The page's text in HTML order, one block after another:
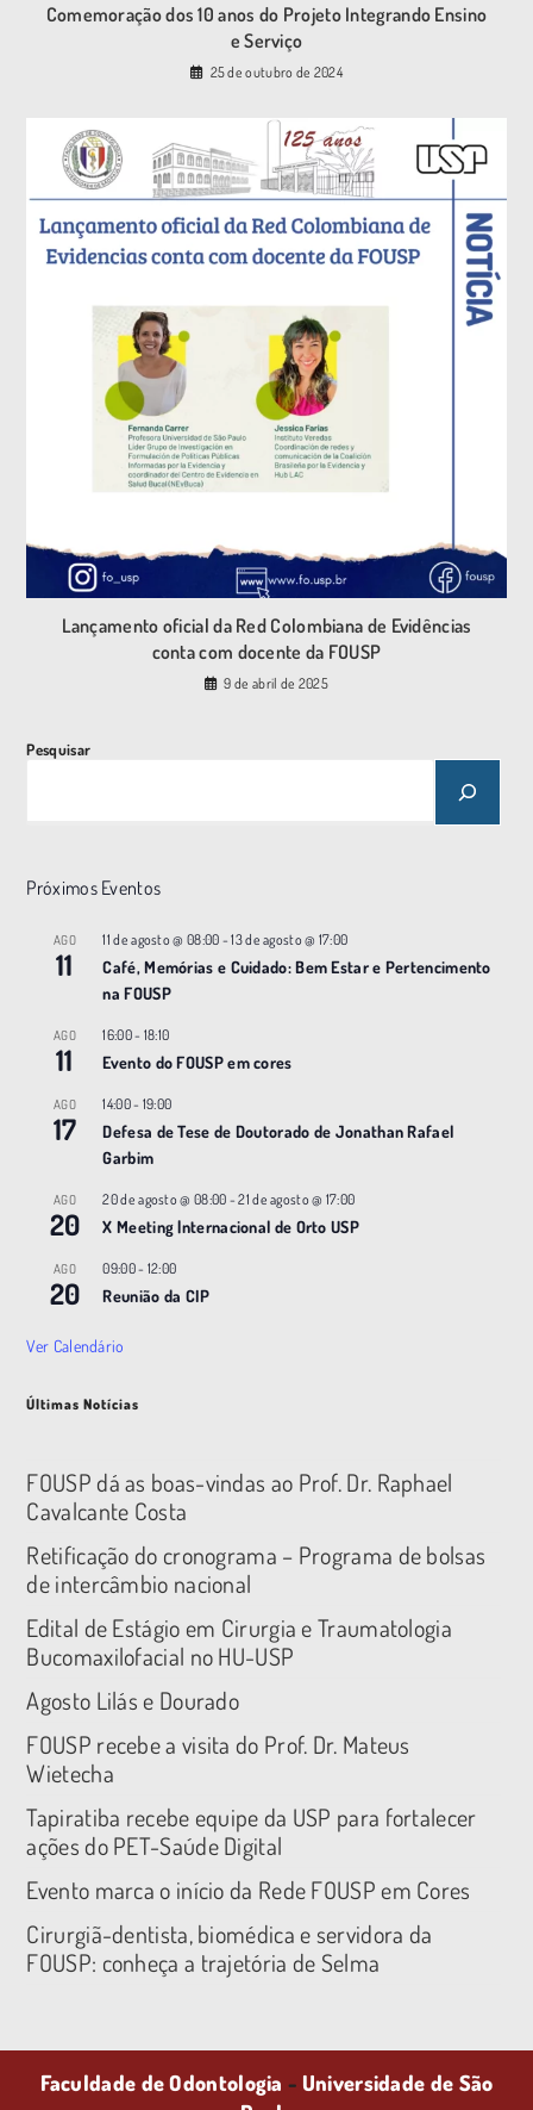
Comemoração dos 10 anos do Projeto Integrando Ensino
e Serviço
25 de outubro de 2024
Lançamento oficial da Red Colombiana de Evidências
conta com docente da FOUSP
9 de abril de 2025
Pesquisar
Próximos Eventos
AGO
11
11 de agosto @ 08:00 -13 de agosto @ 17:00
Café, Memórias e Cuidado: Bem Estar e Pertencimento
na FOUSP
AGO
11
16:00- 18:10
Evento do FOUSP em cores
AGO
17
14:00- 19:00
Defesa de Tese de Doutorado de Jonathan Rafael
Garbim
AGO
20
20 de agosto @ 08:00 -21 de agosto @ 17:00
X Meeting |nternacional de Orto USP
AGO
20
09:00- 12:00
Reunião da CIP
Ver Calendário
Últimas Notícias
FOUSP dá as boas-vindas ao Prof. Dr. Raphael
Cavalcante Costa
Retificação do cronograma – Programa de bolsas
de intercâmbio nacional
Edital de Estágio em Cirurgia e Traumatologia
Bucomaxilofacial no HU-USP
Agosto Lilás e Dourado
FOUSP recebe a visita do Prof. Dr. Mateus
Wietecha
Tapiratiba recebe equipe da USP para fortalecer
ações do PET-Saúde Digital
Evento marca o início da Rede FOUSP em Cores
Cirurgiã-dentista, biomédica e servidora da
FOUSP: conheça a trajetória de Selma
Faculdade de Odontologia - Universidade de São